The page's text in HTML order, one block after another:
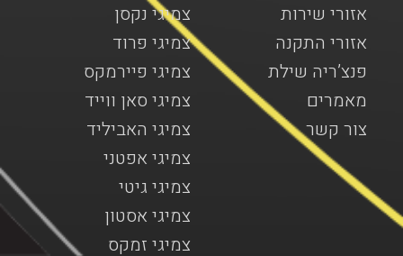
צמיגי נקסן
צמיגי פרוד
צמיגי פיירמקס
צמיגי סאן ווייד
צמיגי האביליד
צמיגי אפטני
צמיגי גיטי
צמיגי אסטון
צמיגי זמקס
אזורי שירות
אזורי התקנה
פנצ’ריה שילת
מאמרים
צור קשר